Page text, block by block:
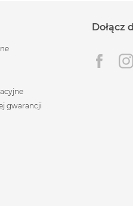
gwarancji
Dołącz